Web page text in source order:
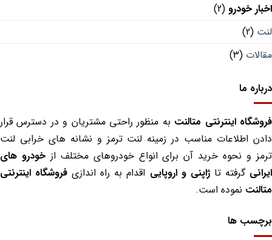
خودرو(2)
(2)
(3)
ما
اینترنتی متالنتبه منظور راحتی مشتریان و در دسترس قرار
اطلاعات مناسب در زمینه لنت ترمز و نشانه های خرابی لنت
و نحوه خرید آن برای انواع خودروهای مختلف ازخودرو های
گرفته تاژاپنی و اروپاییاقدام به راه اندازیفروشگاه اینترنتی
نموده است.
ها